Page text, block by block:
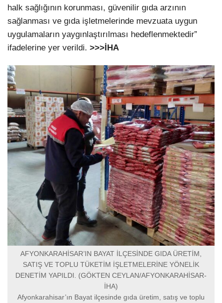
halk sağlığının korunması, güvenilir gıda arzının
sağlanması ve gıda işletmelerinde mevzuata uygun
uygulamaların yaygınlaştırılması hedeflenmektedir”
ifadelerine yer verildi. >>>İHA
AFYONKARAHİSAR’IN BAYAT İLÇESİNDE GIDA ÜRETİM,
SATIŞ VE TOPLU TÜKETİM İŞLETMELERİNE YÖNELİK
DENETİM YAPILDI. (GÖKTEN CEYLAN/AFYONKARAHİSAR-
İHA)
Afyonkarahisar’ın Bayat ilçesinde gıda üretim, satış ve toplu